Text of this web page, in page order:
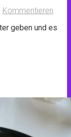
Kommentieren
geben und es